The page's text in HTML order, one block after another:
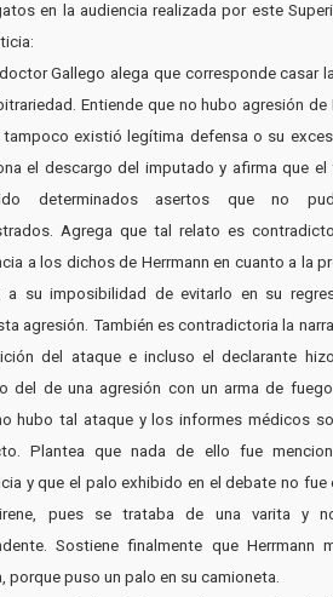
en la audiencia realizada por este
Gallego alega que corresponde casar
Entiende que no hubo agresión de
tampoco existió legítima defensa o su
el descargo del imputado y afirma que el
determinados asertos que no
Agrega que tal relato es
a los dichos de Herrmann en cuanto a la
a su imposibilidad de evitarlo en su
agresión. También es contradictoria la
del ataque e incluso el declarante
del de una agresión con un arma de
hubo tal ataque y los informes médicos
Plantea que nada de ello fue
y que el palo exhibido en el debate no fue
pues se trataba de una varita y
Sostiene finalmente que Herrmann
porque puso un palo en su camioneta.